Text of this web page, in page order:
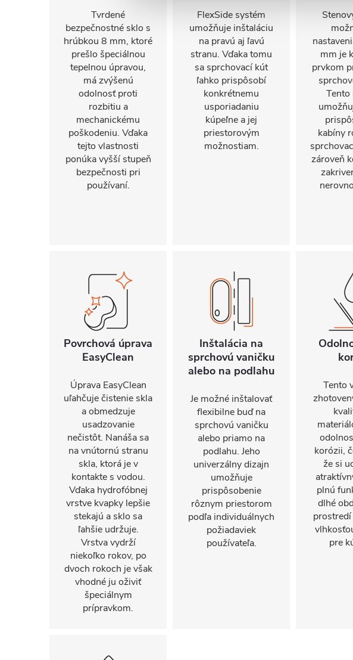
Tvrdené
bezpečnostné sklo s
hrúbkou 8 mm, ktoré
prešlo špeciálnou
tepelnou úpravou,
má zvýšenú
odolnosť proti
rozbitiu a
mechanickému
poškodeniu. Vďaka
tejto vlastnosti
ponúka vyšší stupeň
bezpečnosti pri
používaní.
FlexSide systém
umožňuje inštaláciu
na pravú aj ľavú
stranu. Vďaka tomu
sa sprchovací kút
ľahko prispôsobí
konkrétnemu
usporiadaniu
kúpeľne a jej
priestorovým
možnostiam.
mm je
prvkom
Tento
kabíny
zároveň
Povrchová úprava
EasyClean
Úprava EasyClean
uľahčuje čistenie skla
a obmedzuje
usadzovanie
nečistôt. Nanáša sa
na vnútornú stranu
skla, ktorá je v
kontakte s vodou.
Vďaka hydrofóbnej
vrstve kvapky lepšie
stekajú a sklo sa
ľahšie udržuje.
Vrstva vydrží
niekoľko rokov, po
dvoch rokoch je však
vhodné ju oživiť
špeciálnym
prípravkom.
Inštalácia na
sprchovú vaničku
alebo na podlahu
Je možné inštalovať
flexibilne buď na
sprchovú vaničku
alebo priamo na
podlahu. Jeho
univerzálny dizajn
umožňuje
prispôsobenie
rôznym priestorom
podľa individuálnych
požiadaviek
používateľa.
Tento
korózii,
že si
plnú
dlhé
pre